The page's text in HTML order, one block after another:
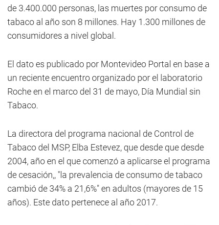
de 3.400.000 personas, las muertes por consumo de
tabaco al año son 8 millones. Hay 1.300 millones de
consumidores a nivel global.
El dato es publicado por Montevideo Portal en base a
un reciente encuentro organizado por el laboratorio
Roche en el marco del 31 de mayo, Día Mundial sin
Tabaco.
La directora del programa nacional de Control de
Tabaco del MSP, Elba Estevez, que desde que desde
2004, año en el que comenzó a aplicarse el programa
de cesación,, "la prevalencia de consumo de tabaco
cambió de 34% a 21,6%" en adultos (mayores de 15
años). Este dato pertenece al año 2017.